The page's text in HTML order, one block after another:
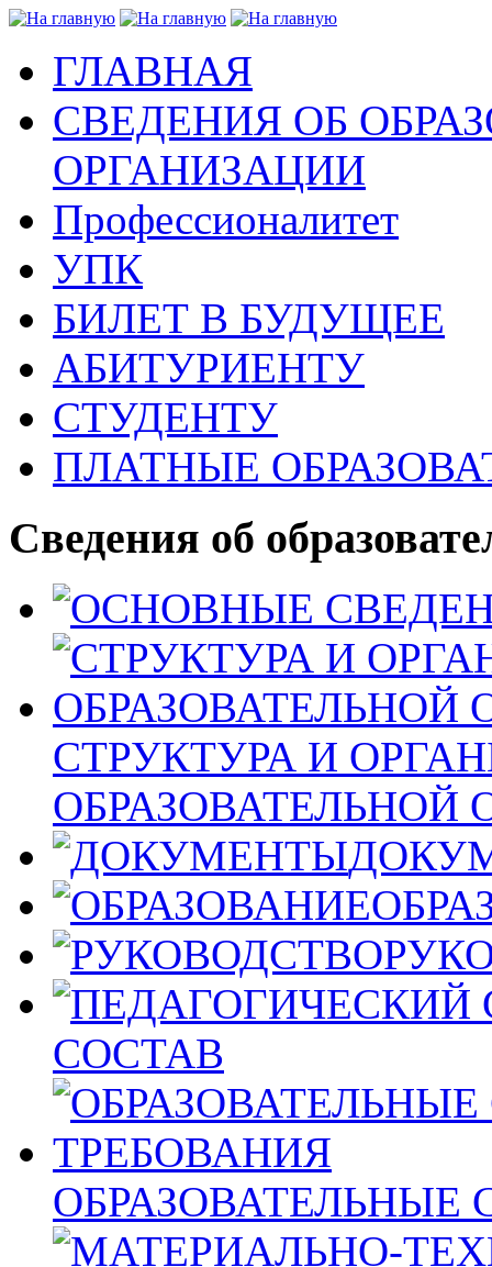
ГЛАВНАЯ
СВЕДЕНИЯ ОБ
ОРГАНИЗАЦИИ
Профессионалитет
УПК
БИЛЕТ В БУДУЩЕЕ
АБИТУРИЕНТУ
СТУДЕНТУ
ПЛАТНЫЕ
Сведения об
СТРУКТУРА И
ОБРАЗОВАТЕЛЬНОЙ
СОСТАВ
ОБРАЗОВАТЕЛЬНЫЕ